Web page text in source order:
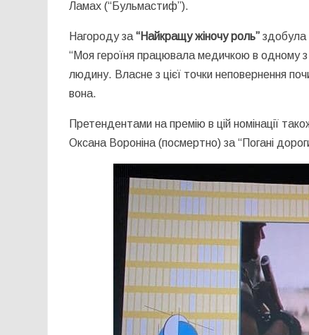
Ламах (“Бульмастиф”).
Нагороду за“Найкращу жіночу роль” здобула
“Моя героїня працювала медичкою в одному
людину. Власне з цієї точки неповернення
вона.
Претендентами на премію в цій номінації
Оксана Вороніна (посмертно) за “Погані